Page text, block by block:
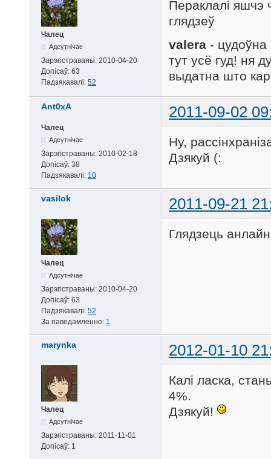
Чалец
Адсутнічае
Зарэгістраваны: 2010-04-20
Допісаў: 63
Падзякавалі: 52
Пераклалі яшчэ
глядзеў
valera - цудоўна
тут усё гуд! ня
выдатна што
Ant0xA 2011-09-02
Чалец
Адсутнічае
Зарэгістраваны: 2010-02-18
Допісаў: 38
Падзякавалі: 10
Ну,
Дзякуй (:
vasilok 2011-09-21
Чалец
Адсутнічае
Зарэгістраваны: 2010-04-20
Допісаў: 63
Падзякавалі: 52
За паведамленне: 1
Глядзець
marynka 2012-01-10
Чалец
Адсутнічае
Зарэгістраваны: 2011-11-01
Допісаў: 1
Калі ласка,
4%.
Дзякуй!